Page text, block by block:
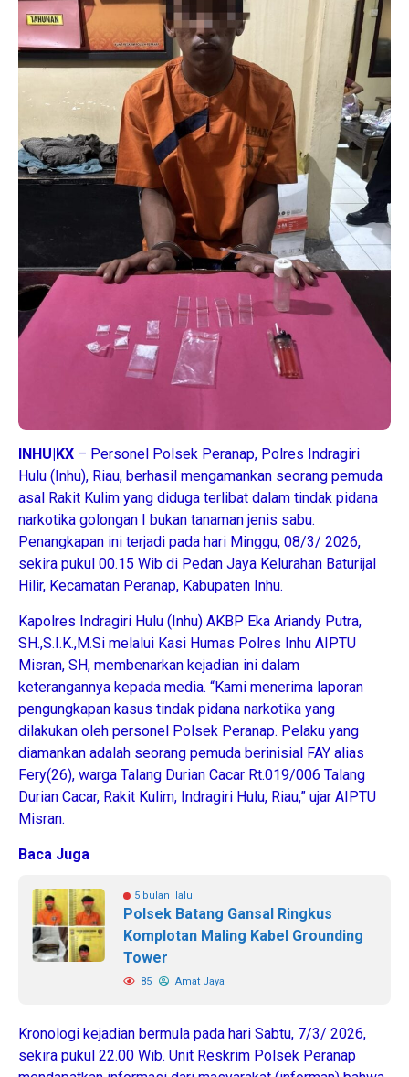
INHU|KX – Personel Polsek Peranap, Polres Indragiri
Hulu (Inhu), Riau, berhasil mengamankan seorang pemuda
asal Rakit Kulim yang diduga terlibat dalam tindak pidana
narkotika golongan I bukan tanaman jenis sabu.
Penangkapan ini terjadi pada hari Minggu, 08/3/ 2026,
sekira pukul 00.15 Wib di Pedan Jaya Kelurahan Baturijal
Hilir, Kecamatan Peranap, Kabupaten Inhu.
Kapolres Indragiri Hulu (Inhu) AKBP Eka Ariandy Putra,
SH.,S.I.K.,M.Si melalui Kasi Humas Polres Inhu AIPTU
Misran, SH, membenarkan kejadian ini dalam
keterangannya kepada media. “Kami menerima laporan
pengungkapan kasus tindak pidana narkotika yang
dilakukan oleh personel Polsek Peranap. Pelaku yang
diamankan adalah seorang pemuda berinisial FAY alias
Fery(26), warga Talang Durian Cacar Rt.019/006 Talang
Durian Cacar, Rakit Kulim, Indragiri Hulu, Riau,” ujar AIPTU
Misran.
Baca Juga
5 bulan lalu
Polsek Batang Gansal Ringkus
Komplotan Maling Kabel Grounding
Tower
85 Amat Jaya
Kronologi kejadian bermula pada hari Sabtu, 7/3/ 2026,
sekira pukul 22.00 Wib. Unit Reskrim Polsek Peranap